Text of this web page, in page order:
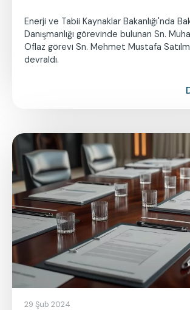
Enerji ve Tabii Kaynaklar Bakanlığı'nda
Danışmanlığı görevinde bulunan Sn.
Oflaz görevi Sn. Mehmet Mustafa
devraldı.
29 Şub 2024